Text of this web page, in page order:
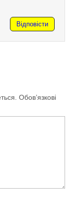
Відповісти
Обов’язкові